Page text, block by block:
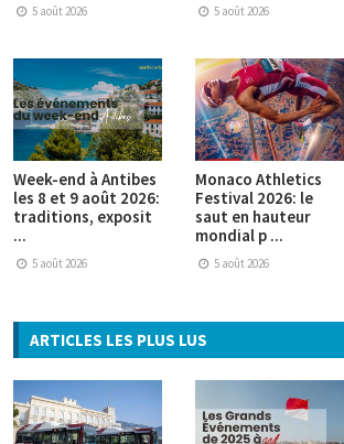
5 août 2026 5 août 2026
Week-end à Antibes
les 8 et 9 août 2026:
traditions, exposit
...
5 août 2026
Monaco Athletics
Festival 2026: le
saut en hauteur
mondial p ...
5 août 2026
ARTICLES LES PLUS LUS